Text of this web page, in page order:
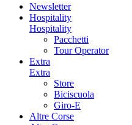
Newsletter
Hospitality
Hospitality
Pacchetti
Tour Operator
Extra
Extra
Store
Biciscuola
Giro-E
Altre Corse